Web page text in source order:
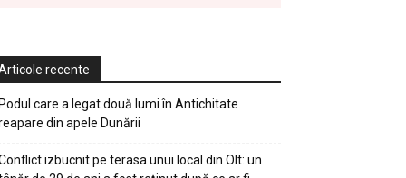
recente
care a legat două lumi în Antichitate
din apele Dunării
izbucnit pe terasa unui local din Olt: un